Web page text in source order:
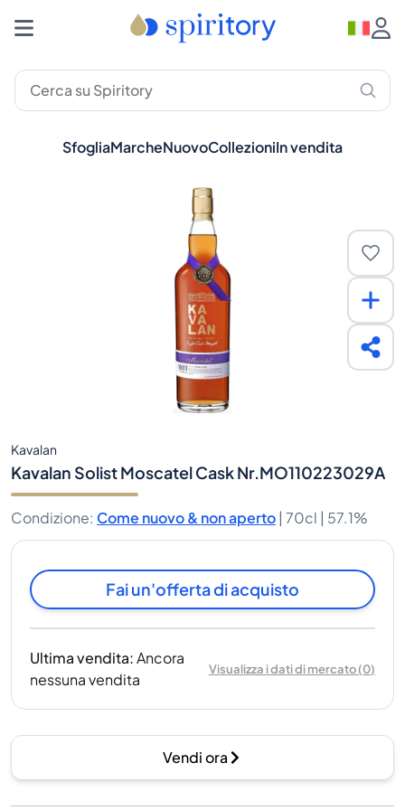
SfogliaMarcheNuovoCollezioniIn vendita
Kavalan
Kavalan Solist Moscatel Cask Nr.MO110223029A
Condizione: Come nuovo & non aperto | 70cl | 57.1%
Fai un'offerta di acquisto
Ultima vendita:Ancora
nessuna vendita
Visualizza i dati di mercato(0)
Vendi ora